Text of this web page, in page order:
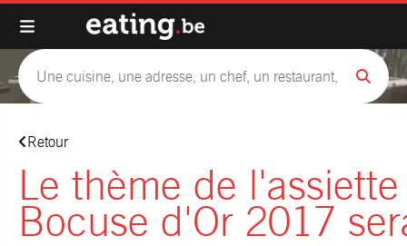
Retour
Le thème de
Bocuse d'Or 2017